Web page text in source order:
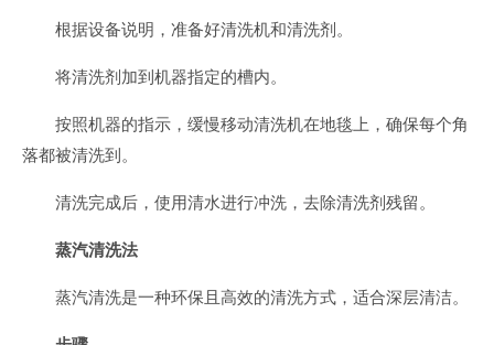
根据设备说明，准备好清洗机和清洗剂。
将清洗剂加到机器指定的槽内。
按照机器的指示，缓慢移动清洗机在地毯上，确保每个角
落都被清洗到。
清洗完成后，使用清水进行冲洗，去除清洗剂残留。
蒸汽清洗法
蒸汽清洗是一种环保且高效的清洗方式，适合深层清洁。